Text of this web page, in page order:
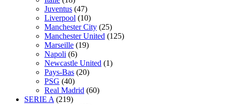
Juventus (47)
Liverpool (10)
Manchester City (25)
Manchester United (125)
Marseille (19)
Napoli (6)
Newcastle United (1)
Pays-Bas (20)
PSG (40)
Real Madrid (60)
SERIE A (219)